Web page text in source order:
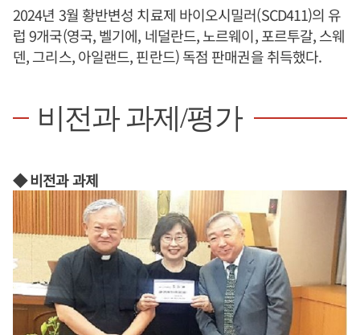
2024년 3월 황반변성 치료제 바이오시밀러(SCD411)의 유
럽 9개국(영국, 벨기에, 네덜란드, 노르웨이, 포르투갈, 스웨
덴, 그리스, 아일랜드, 핀란드) 독점 판매권을 취득했다.
비전과 과제/평가
◆ 비전과 과제